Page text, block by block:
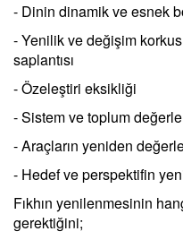
- Dinin dinamik ve esnek
- Yenilik ve değişim
saplantısı
- Özeleştiri eksikliği
- Sistem ve toplum
- Araçların yeniden
- Hedef ve perspektifin
Fıkhın yenilenmesinin
gerektiğini;